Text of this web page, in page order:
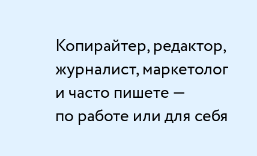
Копирайтер, редактор,
журналист, маркетолог
и часто пишете —
по работе или для себя